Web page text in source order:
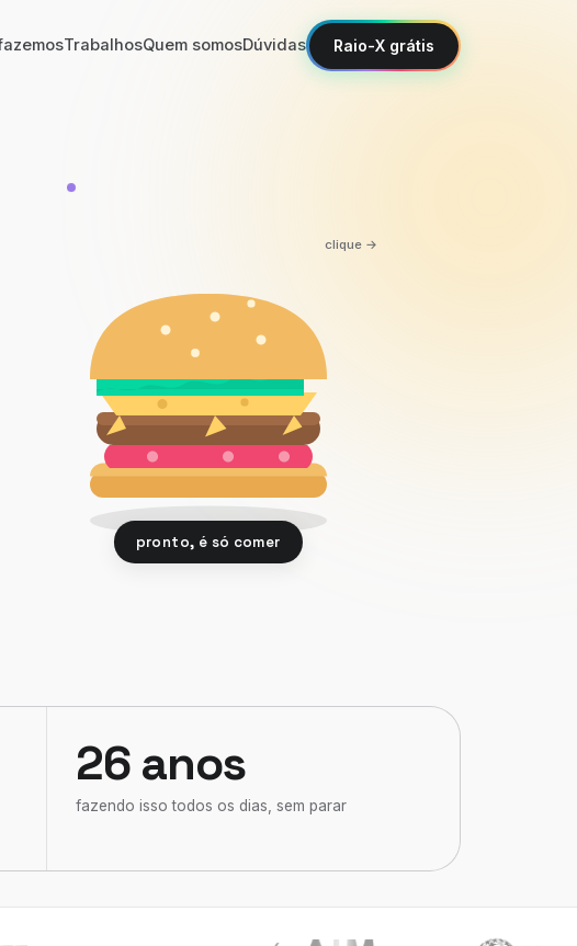
TrabalhosQuem somosDúvidas Raio-X grátis
clique →
pronto, é só comer
26 anos
fazendo isso todos os dias, sem parar